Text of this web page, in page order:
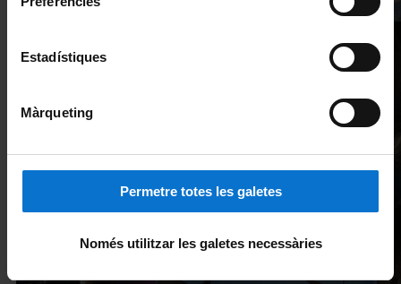
Estadístiques
Màrqueting
Permetre totes les galetes
Només utilitzar les galetes necessàries
de conocimiento
Veure’n més